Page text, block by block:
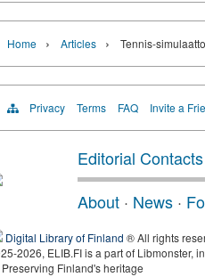
Home › Articles › Tennis-
Privacy Terms FAQ Invite a
Editorial Contacts
About · News ·
Digital Library of Finland ® All rights
2026, ELIB.FI is a part of Libmonster,
Preserving Finland's heritage